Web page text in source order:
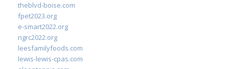
theblvd-boise.com
fpet2023.org
e-smart2022.org
ngrc2022.org
leesfamilyfoods.com
lewis-lewis-cpas.com